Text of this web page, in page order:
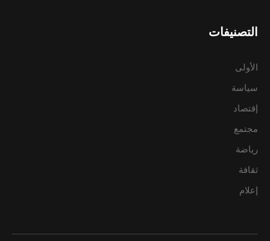
التصنيفات
الأولى
سياسة
إقتصاد
مجتمع
رياضة
ثقافة
إعلام